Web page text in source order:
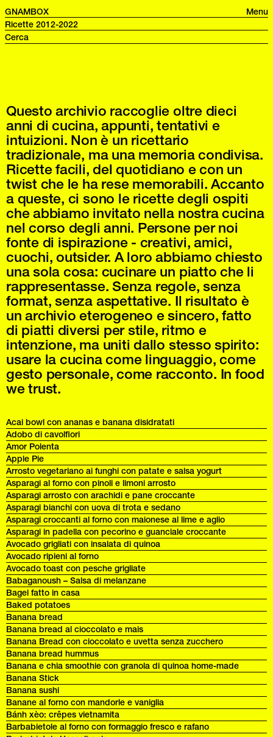
GNAMBOX
Menu
Ricette 2012-2022
Questo archivio raccoglie oltre dieci
anni di cucina, appunti, tentativi e
intuizioni. Non è un ricettario
tradizionale, ma una memoria condivisa.
Ricette facili, del quotidiano e con un
twist che le ha rese memorabili. Accanto
a queste, ci sono le ricette degli ospiti
che abbiamo invitato nella nostra cucina
nel corso degli anni. Persone per noi
fonte di ispirazione - creativi, amici,
cuochi, outsider. A loro abbiamo chiesto
una sola cosa: cucinare un piatto che li
rappresentasse. Senza regole, senza
format, senza aspettative. Il risultato è
un archivio eterogeneo e sincero, fatto
di piatti diversi per stile, ritmo e
intenzione, ma uniti dallo stesso spirito:
usare la cucina come linguaggio, come
gesto personale, come racconto. In food
we trust.
Acai bowl con ananas e banana disidratati
Adobo di cavolfiori
Amor Polenta
Apple Pie
Arrosto vegetariano ai funghi con patate e salsa yogurt
Asparagi al forno con pinoli e limoni arrosto
Asparagi arrosto con arachidi e pane croccante
Asparagi bianchi con uova di trota e sedano
Asparagi croccanti al forno con maionese al lime e aglio
Asparagi in padella con pecorino e guanciale croccante
Avocado grigliati con insalata di quinoa
Avocado ripieni al forno
Avocado toast con pesche grigliate
Babaganoush – Salsa di melanzane
Bagel fatto in casa
Baked potatoes
Banana bread
Banana bread al cioccolato e mais
Banana Bread con cioccolato e uvetta senza zucchero
Banana bread hummus
Banana e chia smoothie con granola di quinoa home-made
Banana Stick
Banana sushi
Banane al forno con mandorle e vaniglia
Bánh xèo: crêpes vietnamita
Barbabietole al forno con formaggio fresco e rafano